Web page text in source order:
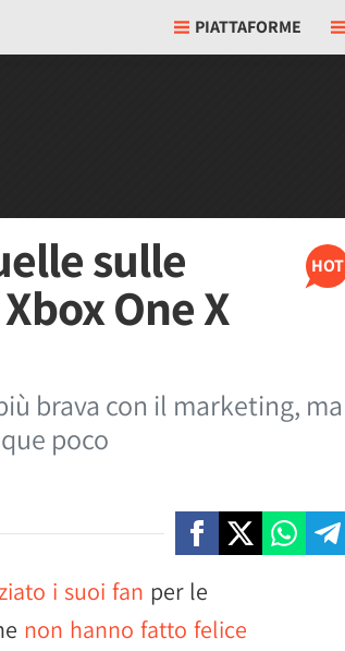
PIATTAFORME
HOT
sulle
One X
brava con il marketing, ma
poco
i suoi fan per le
non hanno fatto felice